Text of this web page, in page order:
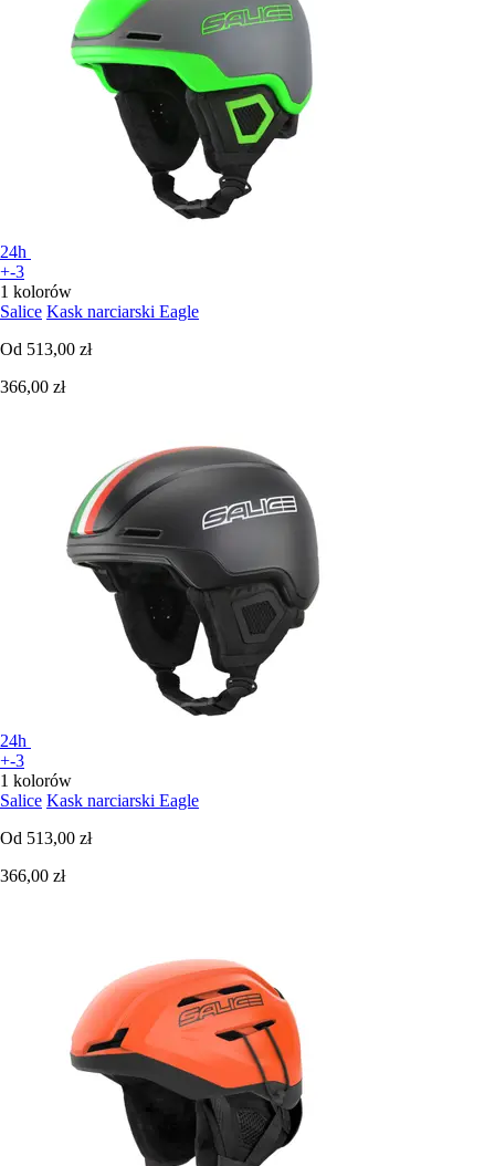
24h
+-3
1 kolorów
Salice Kask narciarski Eagle
Od 513,00 zł
366,00 zł
24h
+-3
1 kolorów
Salice Kask narciarski Eagle
Od 513,00 zł
366,00 zł